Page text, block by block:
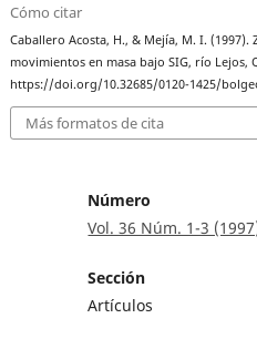
Cómo citar
Caballero Acosta, H., & Mejía, M. I.
movimientos en masa bajo SIG, río
https://doi.org/10.32685/0120-1425/
Más formatos de cita
Número
Vol. 36 Núm. 1-3
Sección
Artículos